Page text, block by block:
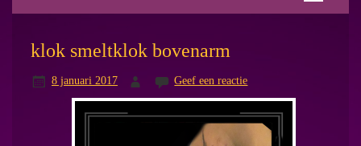
klok smeltklok bovenarm
8 januari 2017 Geef een reactie